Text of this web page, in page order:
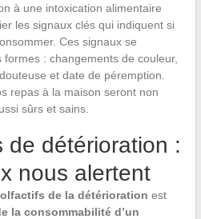
à une intoxication alimentaire
les signaux clés qui indiquent si
Ces signaux se
: changements de couleur,
et date de péremption.
repas à la maison seront non
sûrs et sains.
de détérioration :
nous alertent
de la détérioration est
la consommabilité d’un